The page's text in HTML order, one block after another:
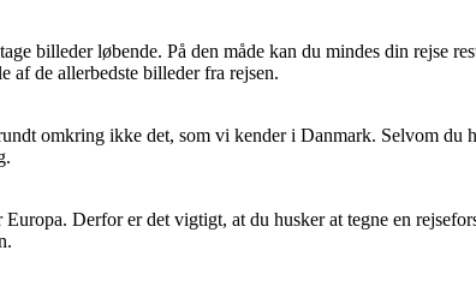
billeder løbende. På den måde kan du mindes din rejse
af de allerbedste billeder fra rejsen.
omkring ikke det, som vi kender i Danmark. Selvom du
Derfor er det vigtigt, at du husker at tegne en